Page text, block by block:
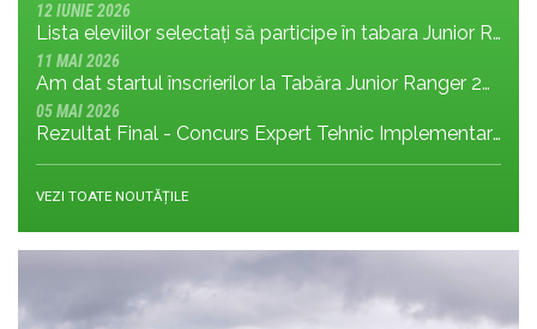
12 IUNIE 2026
Lista eleviilor selectați să participe în tabara Junior Ranger 2026
11 MAI 2026
Am dat startul înscrierilor la Tabăra Junior Ranger 2026 – Oameni conectați prin natură – tineri și comunități pentru viitorul Parcului Național Retezat
05 MAI 2026
Rezultat Final - Concurs Expert Tehnic Implementare 3 05.05.2026
VEZI TOATE NOUTĂȚILE